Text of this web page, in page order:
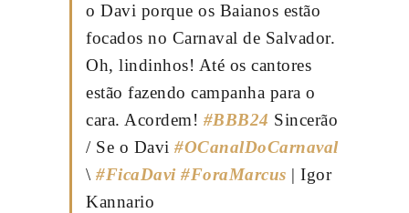
o Davi porque os Baianos estão
focados no Carnaval de Salvador.
Oh, lindinhos! Até os cantores
estão fazendo campanha para o
cara. Acordem! #BBB24 Sincerão
/ Se o Davi #OCanalDoCarnaval
\ #FicaDavi #ForaMarcus | Igor
Kannario